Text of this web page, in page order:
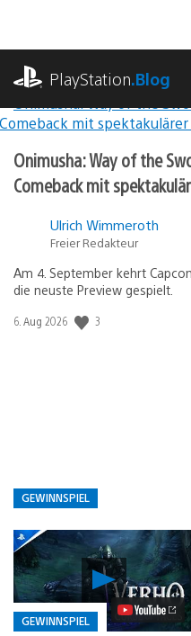
springen
PlayStation.Blog
Der
PlayStation
Blog
Leitgeschichten
Onimusha: Way of the
Comeback mit
Ulrich Wimmeroth
Freier Redakteur
Am 4. September kehrt
die neuste Preview gespielt.
Veröffentlichungsdatum:
6. Aug 2026 3
GEWINNSPIEL
Verho
–
Curse
of
GEWINNSPIEL